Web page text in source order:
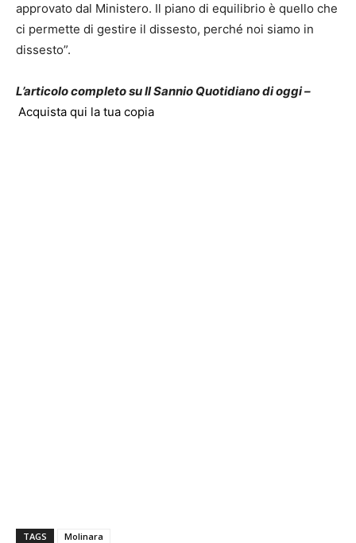
approvato dal Ministero. Il piano di equilibrio è quello che
ci permette di gestire il dissesto, perché noi siamo in
dissesto”.
L’articolo completo su Il Sannio Quotidiano di oggi –
Acquista qui la tua copia
TAGS Molinara